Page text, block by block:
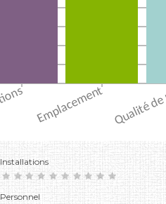
Installations
Personnel